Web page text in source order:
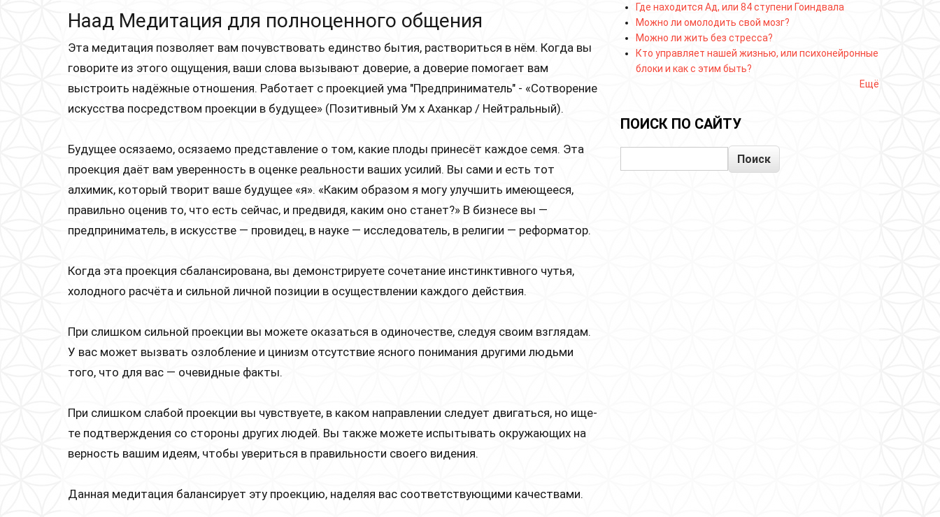
Наад Медитация для полноценного общения
Эта медитация позволяет вам почувствовать единство бытия, раствориться в нём. Когда вы
говорите из этого ощущения, ваши слова вызывают доверие, а доверие помогает вам
выстроить надёжные отношения. Работает с проекцией ума "Предприниматель" - «Сотворение
искусства посредством проекции в будущее» (Позитивный Ум х Аханкар / Нейтральный).
Будущее осязаемо, осязаемо представление о том, какие плоды принесёт каждое семя. Эта
проекция даёт вам уверенность в оценке реальности ваших усилий. Вы сами и есть тот
алхимик, который творит ваше будущее «я». «Каким образом я могу улучшить имеющееся,
правильно оценив то, что есть сейчас, и предвидя, каким оно станет?» В бизнесе вы —
предприниматель, в искусстве — провидец, в науке — исследователь, в религии — реформатор.
Когда эта проекция сбалансирована, вы демонстрируете сочетание инстинктивного чутья,
холодного расчёта и сильной личной позиции в осуществлении каждого действия.
При слишком сильной проекции вы можете оказаться в одиночестве, следуя своим взглядам.
У вас может вызвать озлобление и цинизм отсутствие ясного понимания другими людьми
того, что для вас — очевидные факты.
При слишком слабой проекции вы чувствуете, в каком направлении следует двигаться, но ище-
те подтверждения со стороны других людей. Вы также можете испытывать окружающих на
верность вашим идеям, чтобы увериться в правильности своего видения.
Данная медитация балансирует эту проекцию, наделяя вас соответствующими качествами.
Где находится Ад, или 84 ступени Гоиндвала
Можно ли омолодить свой мозг?
Можно ли жить без стресса?
Кто управляет нашей жизнью, или психонейронные
блоки и как с этим быть?
Ещё
ПОИСК ПО САЙТУ